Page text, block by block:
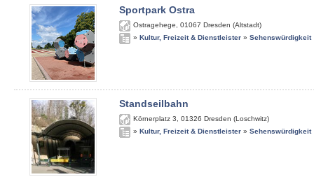
Sportpark Ostra
Ostragehege 01067 Dresden (Altstadt)
» Kultur, Freizeit & Dienstleister » Sehenswürdigkeit
Standseilbahn
Körnerplatz 3 01326 Dresden (Loschwitz)
» Kultur, Freizeit & Dienstleister » Sehenswürdigkeit